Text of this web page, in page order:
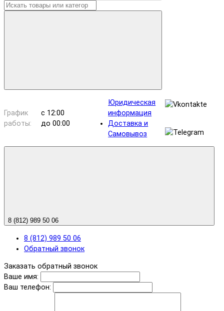
График
работы:
с 12:00
до 00:00
Юридическая
информация
Доставка и
Самовывоз
8 (812) 989 50 06
8 (812) 989 50 06
Обратный звонок
Заказать обратный звонок
Ваше имя:
Ваш телефон: